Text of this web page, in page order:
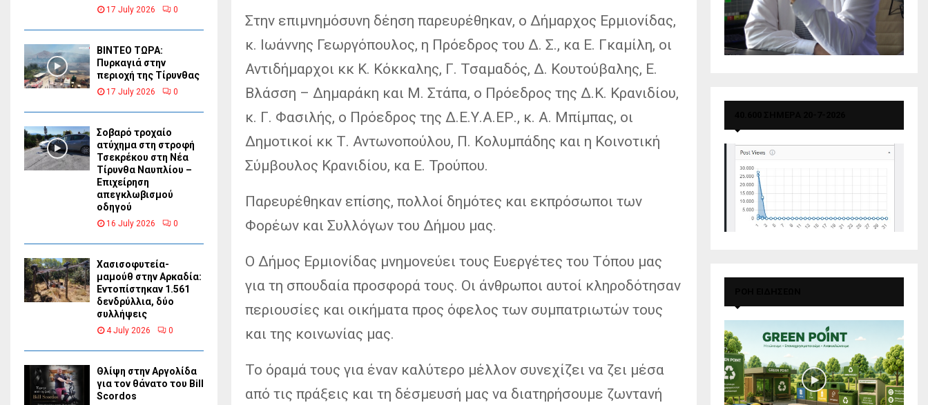
Στην επιμνημόσυνη δέηση παρευρέθηκαν, ο Δήμαρχος Ερμιονίδας,
κ. Ιωάννης Γεωργόπουλος, η Πρόεδρος του Δ. Σ., κα Ε. Γκαμίλη, οι
Αντιδήμαρχοι κκ Κ. Κόκκαλης, Γ. Τσαμαδός, Δ. Κουτούβαλης, Ε.
Βλάσση – Δημαράκη και Μ. Στάπα, ο Πρόεδρος της Δ.Κ. Κρανιδίου,
κ. Γ. Φασιλής, ο Πρόεδρος της Δ.Ε.Υ.Α.ΕΡ., κ. Α. Μπίμπας, οι
Δημοτικοί κκ Τ. Αντωνοπούλου, Π. Κολυμπάδης και η Κοινοτική
Σύμβουλος Κρανιδίου, κα Ε. Τρούπου.
Παρευρέθηκαν επίσης, πολλοί δημότες και εκπρόσωποι των
Φορέων και Συλλόγων του Δήμου μας.
Ο Δήμος Ερμιονίδας μνημονεύει τους Ευεργέτες του Τόπου μας
για τη σπουδαία προσφορά τους. Οι άνθρωποι αυτοί κληροδότησαν
περιουσίες και οικήματα προς όφελος των συμπατριωτών τους
και της κοινωνίας μας.
Το όραμά τους για έναν καλύτερο μέλλον συνεχίζει να ζει μέσα
από τις πράξεις και τη δέσμευσή μας να διατηρήσουμε ζωντανή
17 July 2026 0
ΒΙΝΤΕΟ ΤΩΡΑ:
Πυρκαγιά στην
περιοχή της Τίρυνθας
17 July 2026 0
Σοβαρό τροχαίο
ατύχημα στη στροφή
Τσεκρέκου στη Νέα
Τίρυνθα Ναυπλίου –
Επιχείρηση
απεγκλωβισμού
οδηγού
16 July 2026 0
Χασισοφυτεία-
μαμούθ στην Αρκαδία:
Εντοπίστηκαν 1.561
δενδρύλλια, δύο
συλλήψεις
4 July 2026 0
Θλίψη στην Αργολίδα
για τον θάνατο του Bill
Scordos